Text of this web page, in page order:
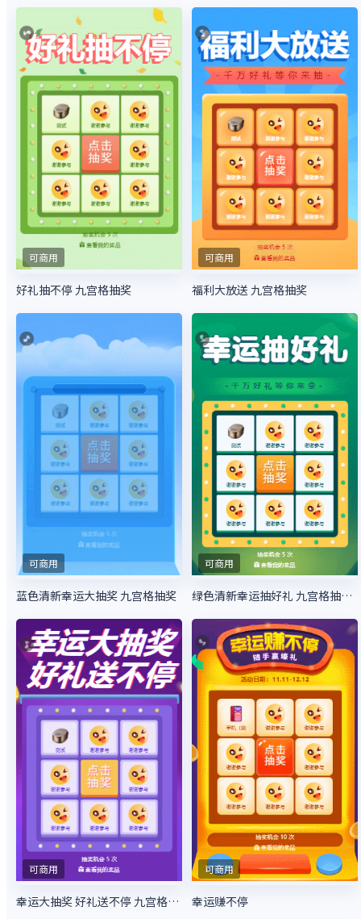
可商用
好礼抽不停 九宫格抽奖
可商用
福利大放送 九宫格抽奖
可商用
蓝色清新幸运大抽奖 九宫格抽奖
可商用
绿色清新幸运抽好礼 九宫格抽大奖
可商用
幸运大抽奖 好礼送不停 九宫格抽奖
可商用
幸运赚不停